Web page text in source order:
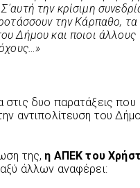
την κρίσιμη
την Κάρπαθο, τα
Δήμου και ποιοι άλλους
δυο παρατάξεις που
αντιπολίτευση του
της, η ΑΠΕΚ του
άλλων αναφέρει: